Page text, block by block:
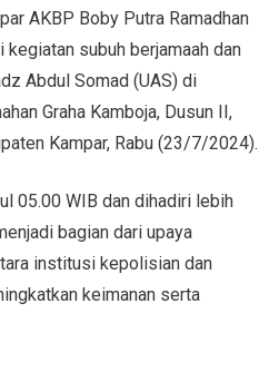
AKBP Boby Putra Ramadhan
kegiatan subuh berjamaah dan
Abdul Somad (UAS) di
Graha Kamboja, Dusun II,
Kampar, Rabu (23/7/2024).
05.00 WIB dan dihadiri lebih
bagian dari upaya
institusi kepolisian dan
keimanan serta